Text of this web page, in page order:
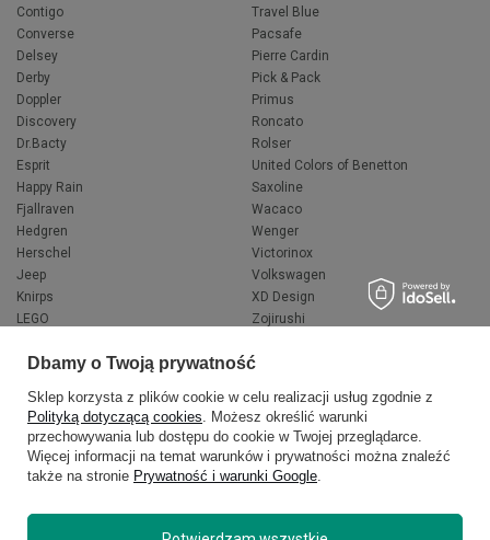
Contigo
Converse
Delsey
Derby
Doppler
Discovery
Dr.Bacty
Esprit
Happy Rain
Fjallraven
Hedgren
Herschel
Jeep
Knirps
LEGO
National Geographic
Travel Blue
Pacsafe
Pierre Cardin
Pick & Pack
Primus
Roncato
Rolser
United Colors of Benetton
Saxoline
Wacaco
Wenger
Victorinox
Volkswagen
XD Design
Zojirushi
VANS
Dbamy o Twoją prywatność
Sklep korzysta z plików cookie w celu realizacji usług zgodnie z
Polityką dotyczącą cookies. Możesz określić warunki
przechowywania lub dostępu do cookie w Twojej przeglądarce.
Więcej informacji na temat warunków i prywatności można znaleźć
także na stronie Prywatność i warunki Google.